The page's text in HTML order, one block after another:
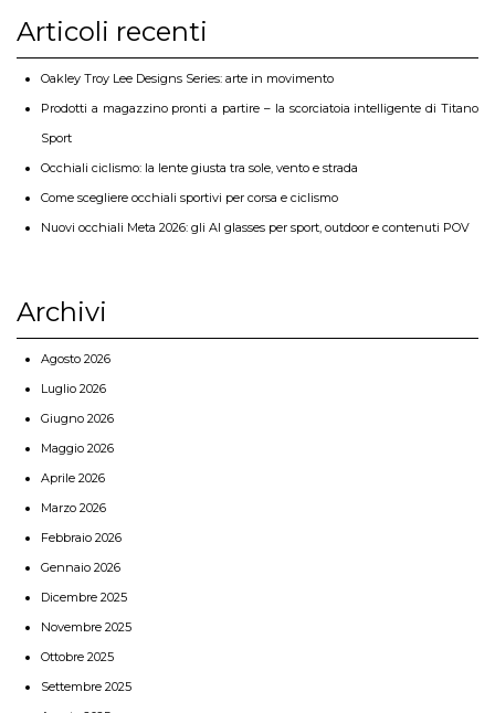
Articoli recenti
Oakley Troy Lee Designs Series: arte in movimento
Prodotti a magazzino pronti a partire – la scorciatoia intelligente di Titano
Sport
Occhiali ciclismo: la lente giusta tra sole, vento e strada
Come scegliere occhiali sportivi per corsa e ciclismo
Nuovi occhiali Meta 2026: gli AI glasses per sport, outdoor e contenuti POV
Archivi
Agosto 2026
Luglio 2026
Giugno 2026
Maggio 2026
Aprile 2026
Marzo 2026
Febbraio 2026
Gennaio 2026
Dicembre 2025
Novembre 2025
Ottobre 2025
Settembre 2025